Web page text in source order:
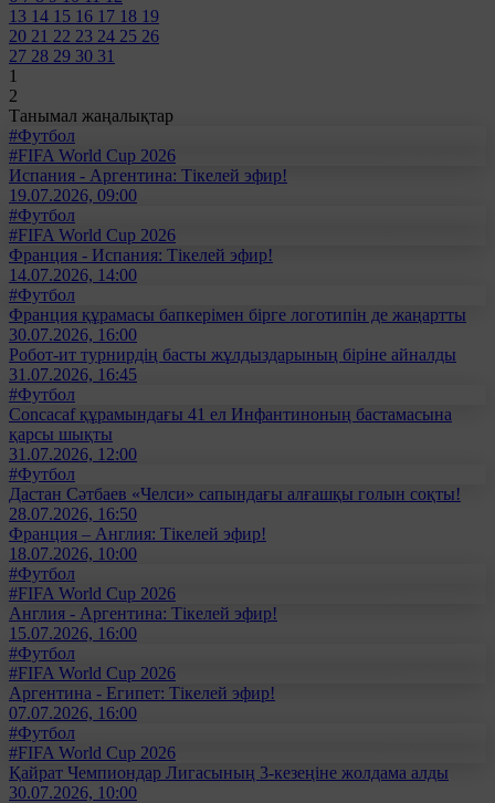
13 14 15 16 17 18 19
20 21 22 23 24 25 26
27 28 29 30 31
1
2
Танымал жаңалықтар
#Футбол
#FIFA World Cup 2026
Испания - Аргентина: Тікелей эфир!
19.07.2026, 09:00
#Футбол
#FIFA World Cup 2026
Франция - Испания: Тікелей эфир!
14.07.2026, 14:00
#Футбол
Франция құрамасы бапкерімен бірге логотипін де жаңартты
30.07.2026, 16:00
Робот-ит турнирдің басты жұлдыздарының біріне айналды
31.07.2026, 16:45
#Футбол
Concacaf құрамындағы 41 ел Инфантиноның бастамасына
қарсы шықты
31.07.2026, 12:00
#Футбол
Дастан Сәтбаев «Челси» сапындағы алғашқы голын соқты!
28.07.2026, 16:50
Франция – Англия: Тікелей эфир!
18.07.2026, 10:00
#Футбол
#FIFA World Cup 2026
Англия - Аргентина: Тікелей эфир!
15.07.2026, 16:00
#Футбол
#FIFA World Cup 2026
Аргентина - Египет: Тікелей эфир!
07.07.2026, 16:00
#Футбол
#FIFA World Cup 2026
Қайрат Чемпиондар Лигасының 3-кезеңіне жолдама алды
30.07.2026, 10:00